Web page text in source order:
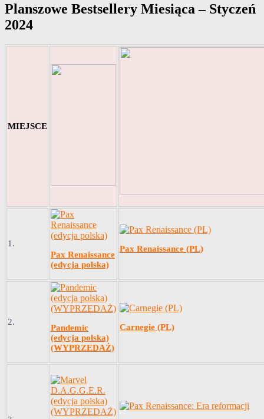
Planszowe Bestsellery Miesiąca – Styczeń
2024
MIEJSCE
1.
Pax Renaissance
(edycja polska)
Pax Renaissance (PL)
2.
Pandemic
(edycja polska)
(WYPRZEDAŻ)
Carnegie (PL)